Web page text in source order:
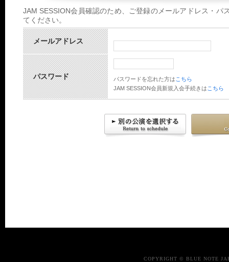
JAM SESSION会員確認のため、ご登録のメールアドレス・パ
てください。
メールアドレス
パスワード パスワードを忘れた方は こちら
JAM SESSION会員新規入会手続きは こちら
COPYRIGHT © BLUE NOTE